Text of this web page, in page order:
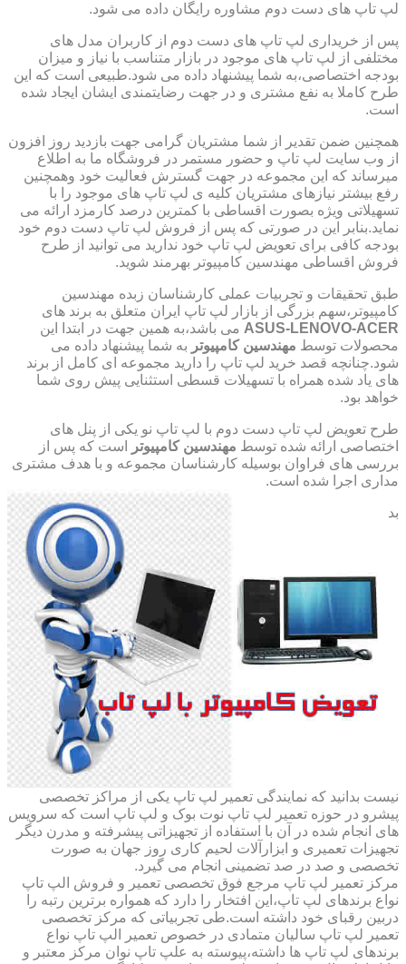
لپ تاپ های دست دوم مشاوره رایگان داده می شود.
پس از خریداری لپ تاپ های دست دوم از کاربران مدل های
مختلفی از لپ تاپ های موجود در بازار متناسب با نیاز و میزان
بودجه اختصاصی،به شما پیشنهاد داده می شود.طبیعی است که این
طرح کاملا به نفع مشتری و در جهت رضایتمندی ایشان ایجاد شده
است.
همچنین ضمن تقدیر از شما مشتریان گرامی جهت بازدید روز افزون
از وب سایت لپ تاپ و حضور مستمر در فروشگاه ما به اطلاع
میرساند که این مجموعه در جهت گسترش فعالیت خود وهمچنین
رفع بیشتر نیازهای مشتریان کلیه ی لپ تاپ های موجود را با
تسهیلاتی ویژه بصورت اقساطی با کمترین درصد کارمزد ارائه می
نماید.بنابر این در صورتی که پس از فروش لپ تاپ دست دوم خود
بودجه کافی برای تعویض لپ تاپ خود ندارید می توانید از طرح
فروش اقساطی مهندسین کامپیوتر بهرمند شوید.
طبق تحقیقات و تجربیات عملی کارشناسان زبده مهندسین
کامپیوتر،سهم بزرگی از بازار لپ تاپ ایران متعلق به برند های
ASUS-LENOVO-ACER می باشد،به همین جهت در ابتدا این
محصولات توسط مهندسین کامپیوتر به شما پیشنهاد داده می
شود.چنانچه قصد خرید لپ تاپ را دارید مجموعه ای کامل از برند
های یاد شده همراه با تسهیلات قسطی استثنایی پیش روی شما
خواهد بود.
طرح تعویض لپ تاپ دست دوم با لپ تاپ نو یکی از پنل های
اختصاصی ارائه شده توسط مهندسین کامپیوتر
است که پس از
بررسی های فراوان بوسیله کارشناسان مجموعه و با هدف مشتری
مداری اجرا شده است.
بد
نیست بدانید که نمایندگی تعمیر لپ تاپ یکی از مراکز تخصصی
پیشرو در حوزه تعمیر لپ تاپ نوت بوک و لپ تاپ است که سرویس
های انجام شده در آن با استفاده از تجهیزاتی پیشرفته و مدرن دیگر
تجهیزات تعمیری و ابزارآلات لحیم کاری روز جهان به صورت
تخصصی و صد در صد تضمینی انجام می گیرد.
مرکز تعمیر لپ تاپ مرجع فوق تخصصی تعمیر و فروش الپ تاپ
نواع برندهای لپ تاپ،این افتخار را دارد که همواره برترین رتبه را
دربین رقبای خود داشته است.طی تجربیاتی که مرکز تخصصی
تعمیر لپ تاپ سالیان متمادی در خصوص تعمیر الپ تاپ نواع
برندهای لپ تاپ ها داشته،پیوسته به علپ تاپ نوان مرکز معتبر و